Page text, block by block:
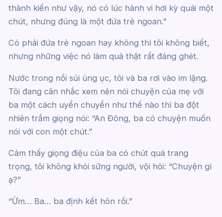
thành kiến như vậy, nó có lúc hành vi hơi kỳ quái một
chút, nhưng đúng là một đứa trẻ ngoan.”
Có phải đứa trẻ ngoan hay không thì tôi không biết,
nhưng những việc nó làm quả thật rất đáng ghét.
Nước trong nồi sủi ùng ục, tôi và ba rơi vào im lặng.
Tôi đang cân nhắc xem nên nói chuyện của mẹ với
ba một cách uyển chuyển như thế nào thì ba đột
nhiên trầm giọng nói: “An Đông, ba có chuyện muốn
nói với con một chút.”
Cảm thấy giọng điệu của ba có chút quá trang
trọng, tôi không khỏi sững người, vội hỏi: “Chuyện gì
ạ?”
“Ừm… Ba… ba định kết hôn rồi.”